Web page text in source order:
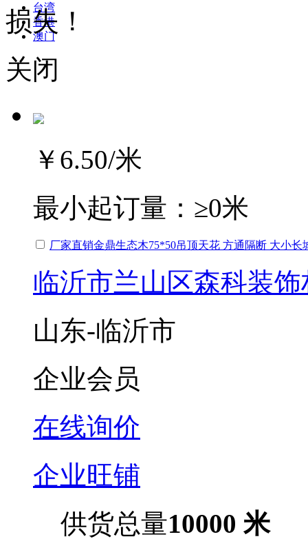
台湾
香港
澳门
损失！
关闭
￥6.50/米
最小起订量： ≥0米
厂家直销金鼎生态木75*50吊顶天花 方通隔断 大小长
临沂市兰山区森科装
山东-临沂市
企业会员
在线询价
企业旺铺
供货总量10000 米